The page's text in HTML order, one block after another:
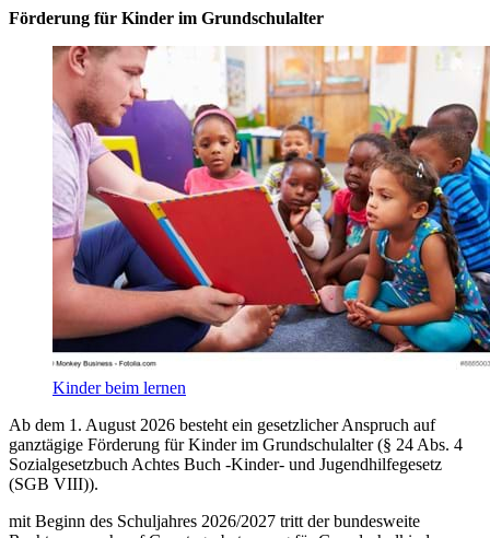
Förderung für Kinder im Grundschulalter
Kinder beim lernen
Ab dem 1. August 2026 besteht ein gesetzlicher Anspruch auf
ganztägige Förderung für Kinder im Grundschulalter (§ 24 Abs. 4
Sozialgesetzbuch Achtes Buch -Kinder- und Jugendhilfegesetz
(SGB VIII)).
mit Beginn des Schuljahres 2026/2027 tritt der bundesweite